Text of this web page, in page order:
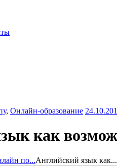
, Онлайн-образование
как
по...Английский язык как...